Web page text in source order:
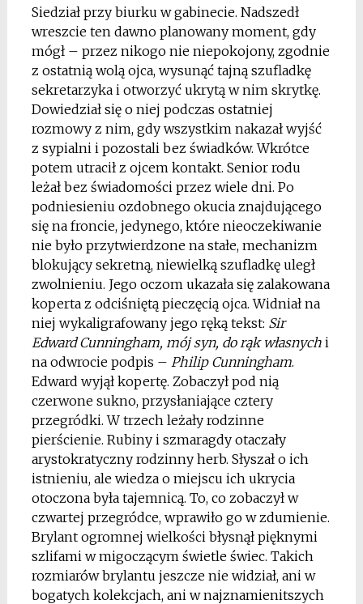
Siedział przy biurku w gabinecie. Nadszedł
wreszcie ten dawno planowany moment, gdy
mógł – przez nikogo nie niepokojony, zgodnie
z ostatnią wolą ojca, wysunąć tajną szufladkę
sekretarzyka i otworzyć ukrytą w nim skrytkę.
Dowiedział się o niej podczas ostatniej
rozmowy z nim, gdy wszystkim nakazał wyjść
z sypialni i pozostali bez świadków. Wkrótce
potem utracił z ojcem kontakt. Senior rodu
leżał bez świadomości przez wiele dni. Po
podniesieniu ozdobnego okucia znajdującego
się na froncie, jedynego, które nieoczekiwanie
nie było przytwierdzone na stałe, mechanizm
blokujący sekretną, niewielką szufladkę uległ
zwolnieniu. Jego oczom ukazała się zalakowana
koperta z odciśniętą pieczęcią ojca. Widniał na
niej wykaligrafowany jego ręką tekst: Sir
Edward Cunningham, mój syn, do rąk własnychi
na odwrocie podpis – Philip Cunningham.
Edward wyjął kopertę. Zobaczył pod nią
czerwone sukno, przysłaniające cztery
przegródki. W trzech leżały rodzinne
pierścienie. Rubiny i szmaragdy otaczały
arystokratyczny rodzinny herb. Słyszał o ich
istnieniu, ale wiedza o miejscu ich ukrycia
otoczona była tajemnicą. To, co zobaczył w
czwartej przegródce, wprawiło go w zdumienie.
Brylant ogromnej wielkości błysnął pięknymi
szlifami w migoczącym świetle świec. Takich
rozmiarów brylantu jeszcze nie widział, ani w
bogatych kolekcjach, ani w najznamienitszych